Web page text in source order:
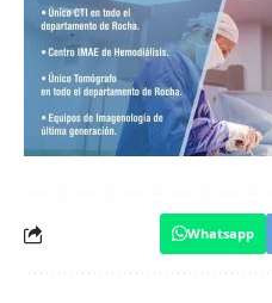
Whatsapp